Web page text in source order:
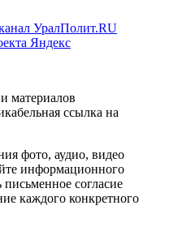
УралПолит.RU
Яндекс
материалов
ссылка на
фото, аудио, видео
информационного
письменное согласие
каждого конкретного